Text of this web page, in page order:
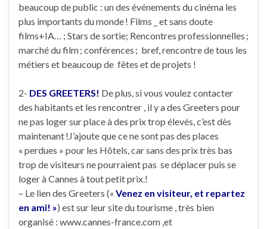
beaucoup de public : un des événements du cinéma les
plus importants du monde ! Films _ et sans doute
films+IA… ; Stars de sortie; Rencontres professionnelles ;
marché du film ; conférences ; bref, rencontre de tous les
métiers et beaucoup de fêtes et de projets !
2- DES GREETERS! De plus, si vous voulez contacter
des habitants et les rencontrer , il y a des Greeters pour
ne pas loger sur place à des prix trop élevés, c’est dès
maintenant !J’ajoute que ce ne sont pas des places
« perdues » pour les Hôtels, car sans des prix très bas
trop de visiteurs ne pourraient pas se déplacer puis se
loger à Cannes à tout petit prix.!
– Le lien des Greeters (« Venez en visiteur, et repartez
en ami! ») est sur leur site du tourisme , très bien
organisé : www.cannes-france.com ,et